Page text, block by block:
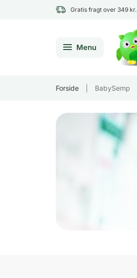
Gratis fragt over 349 kr.
Menu
Forside BabySemp